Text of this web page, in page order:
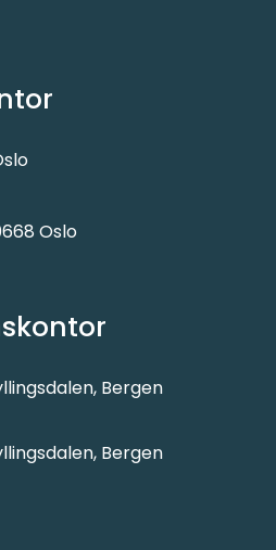
Bergen
Bergen
Oslo